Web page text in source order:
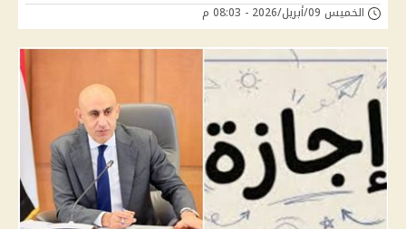
الخميس 09/أبريل/2026 - 08:03 م